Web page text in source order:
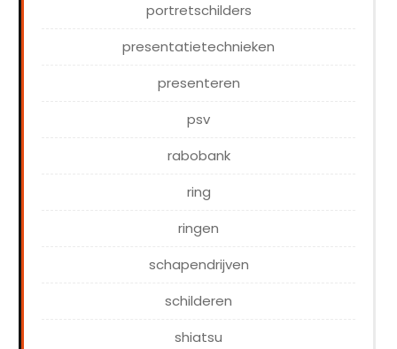
portretschilders
presentatietechnieken
presenteren
psv
rabobank
ring
ringen
schapendrijven
schilderen
shiatsu